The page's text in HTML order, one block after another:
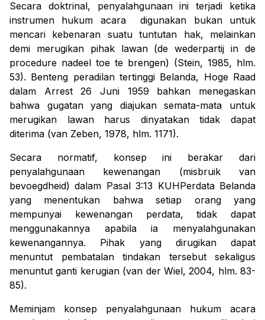
Secara doktrinal, penyalahgunaan ini terjadi ketika
instrumen hukum acara digunakan bukan untuk
mencari kebenaran suatu tuntutan hak, melainkan
demi merugikan pihak lawan (de wederpartij in de
procedure nadeel toe te brengen) (Stein, 1985, hlm.
53). Benteng peradilan tertinggi Belanda, Hoge Raad
dalam Arrest26 Juni 1959 bahkan menegaskan
bahwa gugatan yang diajukan semata-mata untuk
merugikan lawan harus dinyatakan tidak dapat
diterima (van Zeben, 1978, hlm. 1171).
Secara normatif, konsep ini berakar dari
penyalahgunaan kewenangan (misbruik van
bevoegdheid) dalam Pasal 3:13 KUHPerdata Belanda
yang menentukan bahwa setiap orang yang
mempunyai kewenangan perdata, tidak dapat
menggunakannya apabila ia menyalahgunakan
kewenangannya. Pihak yang dirugikan dapat
menuntut pembatalan tindakan tersebut sekaligus
menuntut ganti kerugian (van der Wiel, 2004, hlm. 83-
85).
Meminjam konsep penyalahgunaan hukum acara